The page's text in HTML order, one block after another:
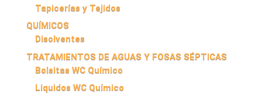
Tapicerías y Tejidos
QUÍMICOS
Disolventes
TRATAMIENTOS DE AGUAS Y FOSAS SÉPTICAS
Bolsitas WC Químico
Liquidos WC Químico